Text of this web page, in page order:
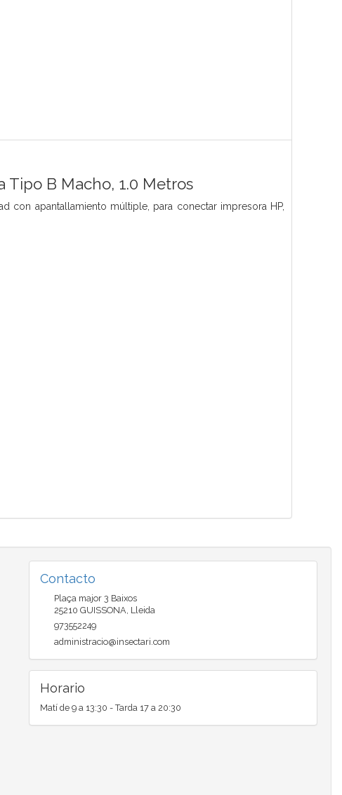
Tipo B Macho, 1.0 Metros
con apantallamiento múltiple, para conectar impresora HP,
Contacto
Plaça major 3 Baixos
25210 GUISSONA, Lleida
973552249
administracio@insectari.com
Horario
Matí de 9 a 13:30 - Tarda 17 a 20:30